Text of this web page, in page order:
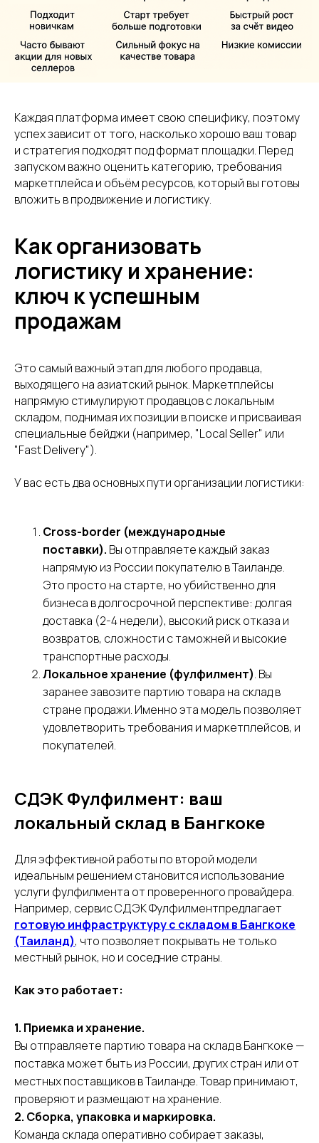
Каждая платформа имеет свою специфику, поэтому
успех зависит от того, насколько хорошо ваш товар
и стратегия подходят под формат площадки. Перед
запуском важно оценить категорию, требования
маркетплейса и объём ресурсов, который вы готовы
вложить в продвижение и логистику.
Как организовать
логистику и хранение:
ключ к успешным
продажам
Это самый важный этап для любого продавца,
выходящего на азиатский рынок. Маркетплейсы
напрямую стимулируют продавцов с локальным
складом, поднимая их позиции в поиске и присваивая
специальные бейджи (например, "Local Seller" или
"Fast Delivery").
У вас есть два основных пути организации логистики:
Cross-border (международные
поставки). Вы отправляете каждый заказ
напрямую из России покупателю в Таиланде.
Это просто на старте, но убийственно для
бизнеса в долгосрочной перспективе: долгая
доставка (2-4 недели), высокий риск отказа и
возвратов, сложности с таможней и высокие
транспортные расходы.
Локальное хранение (фулфилмент). Вы
заранее завозите партию товара на склад в
стране продажи. Именно эта модель позволяет
удовлетворить требования и маркетплейсов, и
покупателей.
СДЭК Фулфилмент: ваш
локальный склад в Бангкоке
Для эффективной работы по второй модели
идеальным решением становится использование
услуги фулфилмента от проверенного провайдера.
Например, сервис СДЭК Фулфилментпредлагает
готовую инфраструктуру с складом в Бангкоке
(Таиланд), что позволяет покрывать не только
местный рынок, но и соседние страны.
Как это работает:
1. Приемка и хранение.
Вы отправляете партию товара на склад в Бангкоке —
поставка может быть из России, других стран или от
местных поставщиков в Таиланде. Товар принимают,
проверяют и размещают на хранение.
2. Сборка, упаковка и маркировка.
Команда склада оперативно собирает заказы,
+7(967)555-60-11
СДЭК
Фулфилмент